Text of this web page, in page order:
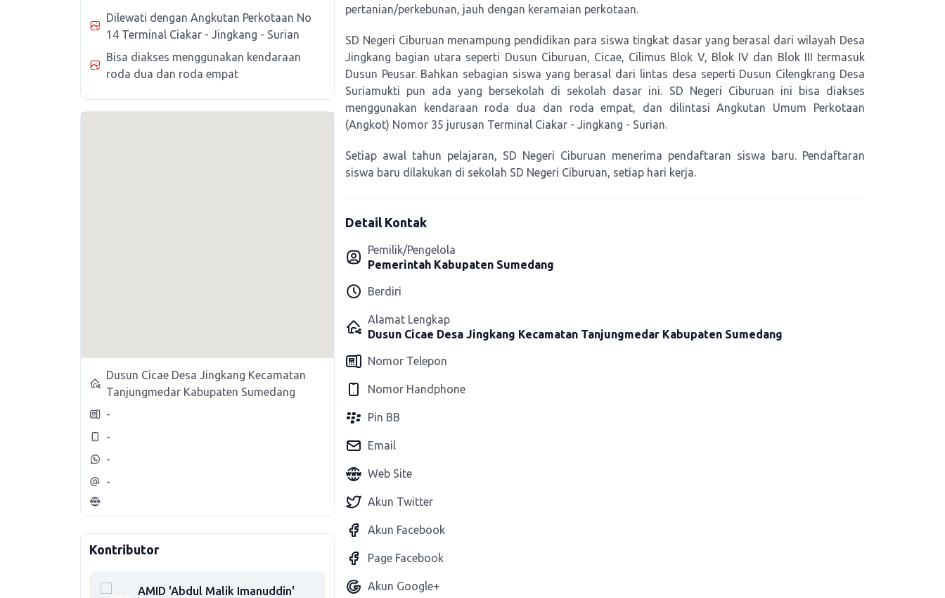
Dilewati dengan Angkutan Perkotaan No
14 Terminal Ciakar - Jingkang - Surian
Bisa diakses menggunakan kendaraan
roda dua dan roda empat
Dusun Cicae Desa Jingkang Kecamatan
Tanjungmedar Kabupaten Sumedang
-
-
-
-
Kontributor
AMID 'Abdul Malik Imanuddin'
pertanian/perkebunan, jauh dengan keramaian perkotaan.
SD Negeri Ciburuan menampung pendidikan para siswa tingkat dasar yang berasal dari wilayah Desa
Jingkang bagian utara seperti Dusun Ciburuan, Cicae, Cilimus Blok V, Blok IV dan Blok III termasuk
Dusun Peusar. Bahkan sebagian siswa yang berasal dari lintas desa seperti Dusun Cilengkrang Desa
Suriamukti pun ada yang bersekolah di sekolah dasar ini. SD Negeri Ciburuan ini bisa diakses
menggunakan kendaraan roda dua dan roda empat, dan dilintasi Angkutan Umum Perkotaan
(Angkot) Nomor 35 jurusan Terminal Ciakar - Jingkang - Surian.
Setiap awal tahun pelajaran, SD Negeri Ciburuan menerima pendaftaran siswa baru. Pendaftaran
siswa baru dilakukan di sekolah SD Negeri Ciburuan, setiap hari kerja.
Detail Kontak
Pemilik/Pengelola
Pemerintah Kabupaten Sumedang
Berdiri
Alamat Lengkap
Dusun Cicae Desa Jingkang Kecamatan Tanjungmedar Kabupaten Sumedang
Nomor Telepon
Nomor Handphone
Pin BB
Email
Web Site
Akun Twitter
Akun Facebook
Page Facebook
Akun Google+